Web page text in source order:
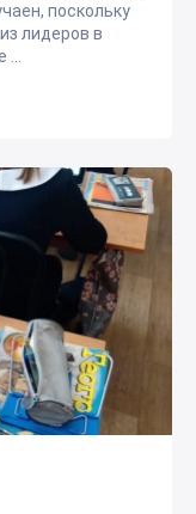
поскольку
лидеров в